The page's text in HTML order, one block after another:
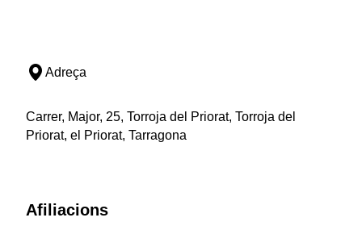
Adreça
Carrer, Major, 25, Torroja del Priorat, Torroja del
Priorat, el Priorat, Tarragona
Afiliacions